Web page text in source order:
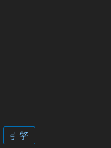
引擎